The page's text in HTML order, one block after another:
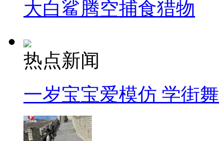
大白鲨腾空捕食猎物
热点新闻
一岁宝宝爱模仿 学街